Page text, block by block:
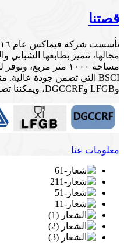
قصتنا
مجالها، تتميز بطابعها
مساحة ١٠٠٠ متر
وLFGB وDGCCRF، ويمكننا تصنيعها حسب طلب العميل.
معلومات عنا